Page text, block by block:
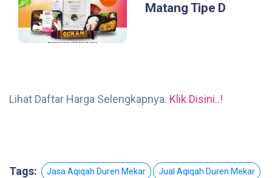
Matang Tipe D
Lihat Daftar Harga Selengkapnya. Klik Disini..!
Tags: Jasa Aqiqah Duren Mekar Jual Aqiqah Duren Mekar